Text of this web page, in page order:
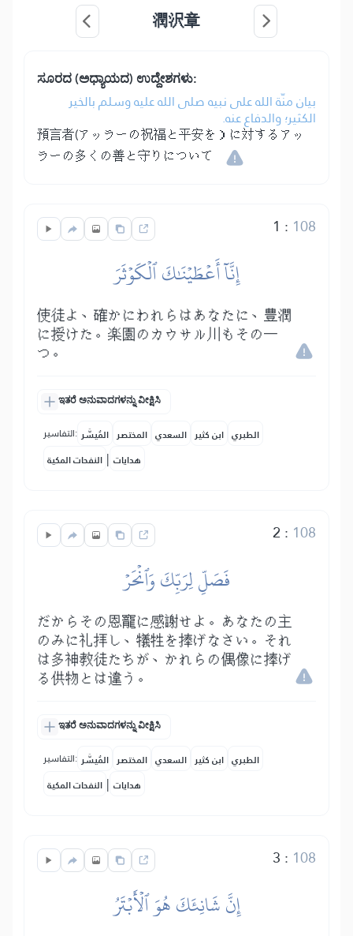
潤沢章
ಸೂರದ (ಅಧ್ಯಾಯದ) ಉದ್ದೇಶಗಳು:
بيان منّة الله على نبيه صلى الله عليه وسلم بالخير
الكثير؛ والدفاع عنه.
預言者(アッラーの祝福と平安を）に対するアッ
ラーの多くの善と守りについて
1 : 108
إِنَّآ أَعۡطَيۡنَٰكَ ٱلۡكَوۡثَرَ
使徒よ、確かにわれらはあなたに、豊潤
に授けた。楽園のカウサル川もその一
つ。
ಇತರೆ ಅನುವಾದಗಳನ್ನು ವೀಕ್ಷಿಸಿ
التفاسير: المُيسَّر المختصر السعدي ابن كثير الطبري
النفحات المكية | هدايات
2 : 108
فَصَلِّ لِرَبِّكَ وَٱنۡحَرۡ
だからその恩寵に感謝せよ。あなたの主
のみに礼拝し、犠牲を捧げなさい。それ
は多神教徒たちが、かれらの偶像に捧げ
る供物とは違う。
ಇತರೆ ಅನುವಾದಗಳನ್ನು ವೀಕ್ಷಿಸಿ
التفاسير: المُيسَّر المختصر السعدي ابن كثير الطبري
النفحات المكية | هدايات
3 : 108
إِنَّ شَانِئَكَ هُوَ ٱلۡأَبۡتَرُ